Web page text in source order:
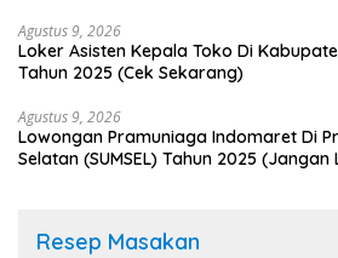
Agustus 9, 2026
Loker Asisten Kepala Toko Di
Tahun 2025 (Cek Sekarang)
Agustus 9, 2026
Lowongan Pramuniaga Indomaret Di
Selatan (SUMSEL) Tahun 2025
Resep Masakan